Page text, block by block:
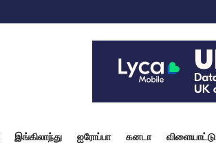
இங்கிலாந்து ஐரோப்பா கனடா விளையாட்டு